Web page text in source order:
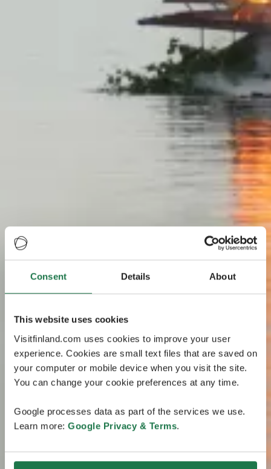
Consent Details About
This website uses cookies
Visitfinland.com uses cookies to improve your user
experience. Cookies are small text files that are saved on
your computer or mobile device when you visit the site.
You can change your cookie preferences at any time.
Google processes data as part of the services we use.
Learn more: Google Privacy & Terms.